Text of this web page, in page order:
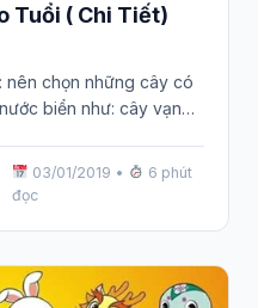
Tuổi ( Chi Tiết)
nên chọn những cây có
biển như: cây vạn…
03/01/2019 •
6 phút
đọc